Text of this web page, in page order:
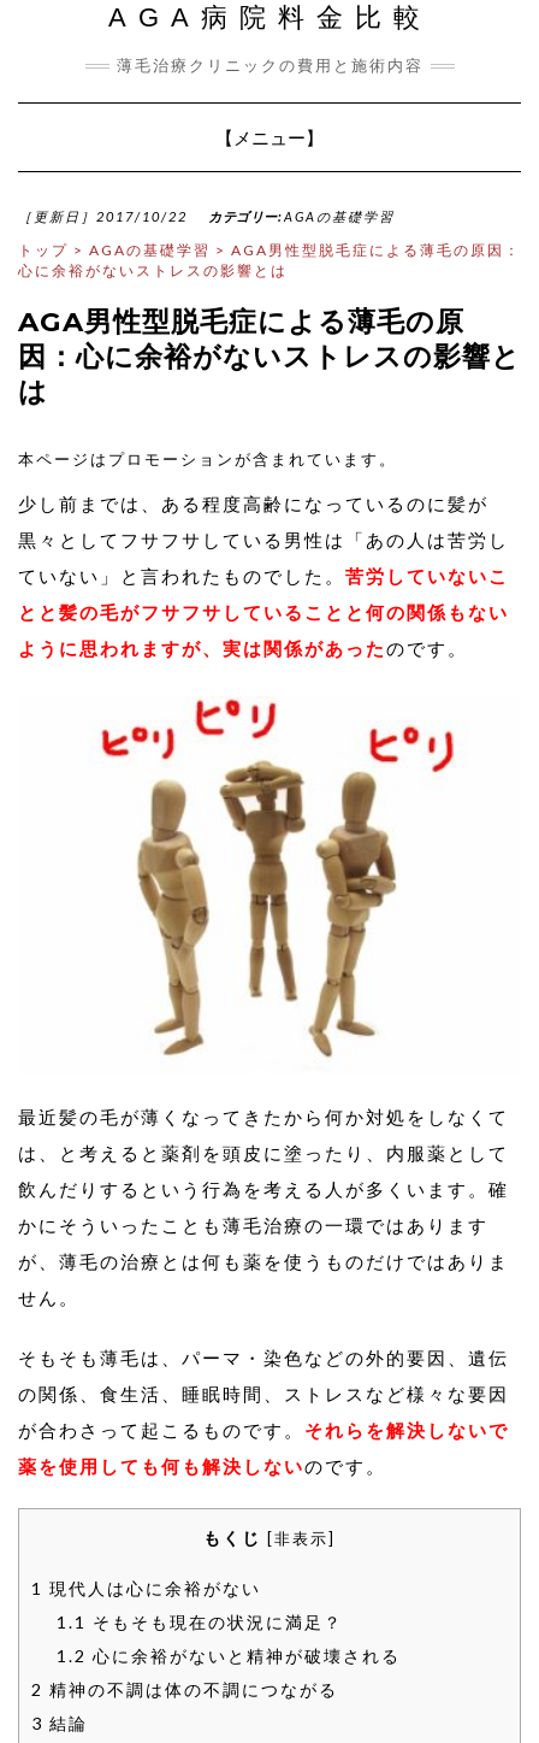
AGA病院料金比較
薄毛治療クリニックの費用と施術内容
Toggle
【メニュー】
［更新日］2017/10/22 カテゴリー:AGAの基礎学習
トップ > AGAの基礎学習 > AGA男性型脱毛症による薄毛の原因：
心に余裕がないストレスの影響とは
AGA男性型脱毛症による薄毛の原
因：心に余裕がないストレスの影響と
は
本ページはプロモーションが含まれています。
少し前までは、ある程度高齢になっているのに髪が
黒々としてフサフサしている男性は「あの人は苦労し
ていない」と言われたものでした。 苦労していないこ
とと髪の毛がフサフサしていることと何の関係もない
ように思われますが、実は関係があったのです。
最近髪の毛が薄くなってきたから何か対処をしなくて
は、と考えると薬剤を頭皮に塗ったり、内服薬として
飲んだりするという行為を考える人が多くいます。確
かにそういったことも薄毛治療の一環ではあります
が、薄毛の治療とは何も薬を使うものだけではありま
せん。
そもそも薄毛は、パーマ・染色などの外的要因、遺伝
の関係、食生活、睡眠時間、ストレスなど様々な要因
が合わさって起こるものです。 それらを解決しないで
薬を使用しても何も解決しないのです。
もくじ [非表示]
1 現代人は心に余裕がない
1.1
そもそも現在の状況に満足？
1.2 心に余裕がないと精神が破壊される
2 精神の不調は体の不調につながる
3 結論